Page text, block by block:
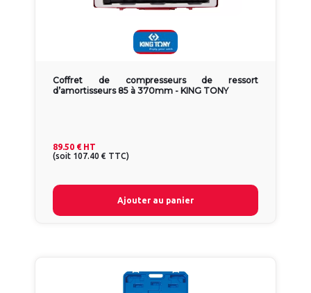
Coffret de compresseurs de ressort
d’amortisseurs 85 à 370mm - KING TONY
89.50 € HT
(soit 107.40 € TTC)
Ajouter au panier